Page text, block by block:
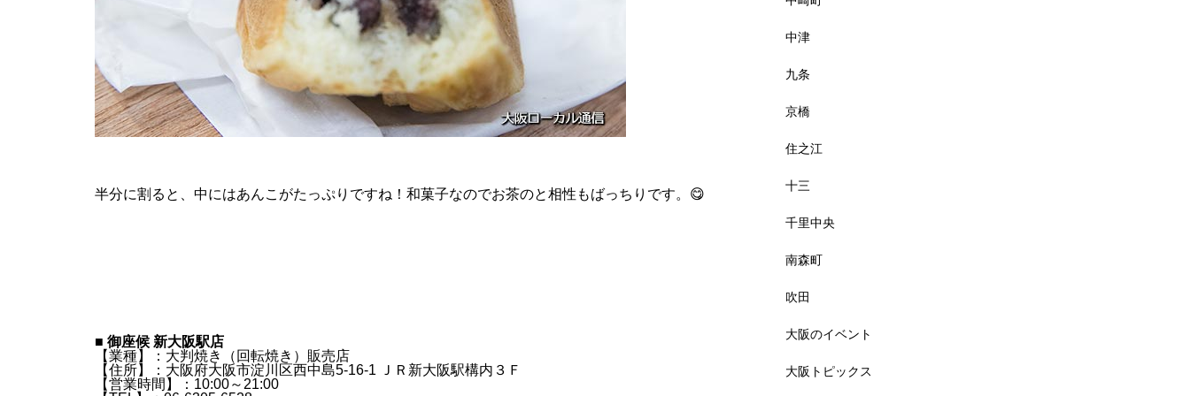
半分に割ると、中にはあんこがたっぷりですね！和菓子なのでお茶のと相性もばっちりです。😋
■ 御座候 新大阪駅店
【業種】：大判焼き（回転焼き）販売店
【住所】：大阪府大阪市淀川区西中島5-16-1 ＪＲ新大阪駅構内３Ｆ
【営業時間】：10:00～21:00
中津
九条
京橋
住之江
十三
千里中央
南森町
吹田
大阪のイベント
大阪トピックス